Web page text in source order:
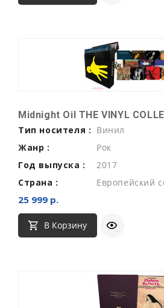
Midnight Oil THE VINYL
Тип носителя : Винил
Жанр :
Рок
Год выпуска :
2017
Страна :
Европейский
25 999 р.
В Корзину